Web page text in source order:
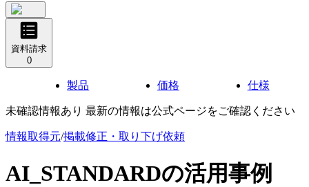
資料請求
0
製品 価格 仕様
未確認情報あり 最新の情報は公式ページをご確認ください
情報取得元/掲載修正・取り下げ依頼
AI_STANDARDの活用事例